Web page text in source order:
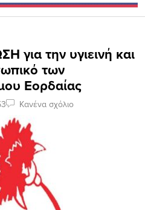
για την υγιεινή και
των
Εορδαίας
Κανένα σχόλιο